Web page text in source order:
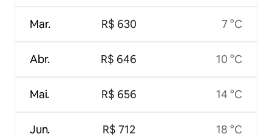
Mar.
Abr.
Mai.
Jun.
R$ 630
R$ 646
R$ 656
R$ 712
7 °C
10 °C
14 °C
18 °C